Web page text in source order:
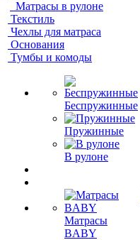
Матрасы в рулоне
Текстиль
Чехлы для матраса
Основания
Тумбы и комоды
Беспружинные
Пружинные
В рулоне
Матрасы
BABY